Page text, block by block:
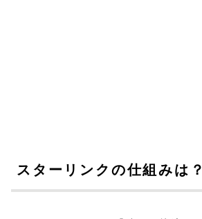
スターリンクの仕組みは？